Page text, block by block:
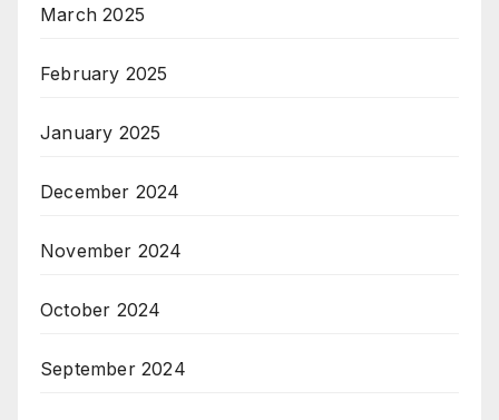
March 2025
February 2025
January 2025
December 2024
November 2024
October 2024
September 2024